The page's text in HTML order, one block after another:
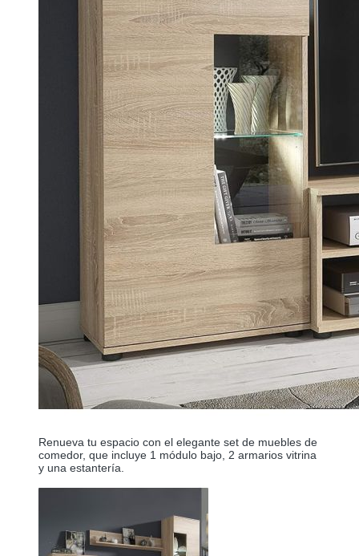
Renueva tu espacio con el elegante set de muebles de
comedor, que incluye 1 módulo bajo, 2 armarios vitrina
y una estantería.